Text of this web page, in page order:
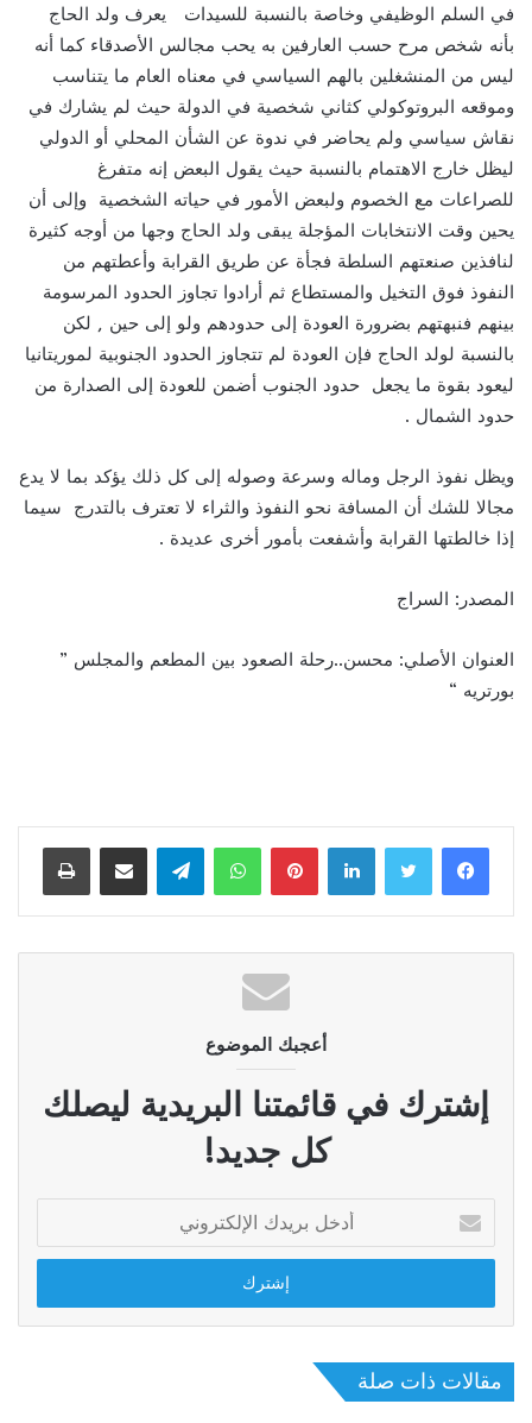
في السلم الوظيفي وخاصة بالنسبة للسيدات يعرف ولد الحاج
بأنه شخص مرح حسب العارفين به يحب مجالس الأصدقاء كما أنه
ليس من المنشغلين بالهم السياسي في معناه العام ما يتناسب
وموقعه البروتوكولي كثاني شخصية في الدولة حيث لم يشارك في
نقاش سياسي ولم يحاضر في ندوة عن الشأن المحلي أو الدولي
ليظل خارج الاهتمام بالنسبة حيث يقول البعض إنه متفرغ
للصراعات مع الخصوم ولبعض الأمور في حياته الشخصية وإلى أن
يحين وقت الانتخابات المؤجلة يبقى ولد الحاج وجها من أوجه كثيرة
لنافذين صنعتهم السلطة فجأة عن طريق القرابة وأعطتهم من
النفوذ فوق التخيل والمستطاع ثم أرادوا تجاوز الحدود المرسومة
بينهم فنبهتهم بضرورة العودة إلى حدودهم ولو إلى حين , لكن
بالنسبة لولد الحاج فإن العودة لم تتجاوز الحدود الجنوبية لموريتانيا
ليعود بقوة ما يجعل حدود الجنوب أضمن للعودة إلى الصدارة من
حدود الشمال .
ويظل نفوذ الرجل وماله وسرعة وصوله إلى كل ذلك يؤكد بما لا يدع
مجالا للشك أن المسافة نحو النفوذ والثراء لا تعترف بالتدرج سيما
إذا خالطتها القرابة وأشفعت بأمور أخرى عديدة .
المصدر: السراج
العنوان الأصلي: محسن..رحلة الصعود بين المطعم والمجلس ”
بورتريه “
لينكدإن بينتيريستواتساب تيلقرام مشاركة عبر البريد طباعة
أعجبك الموضوع
إشترك في قائمتنا البريدية ليصلك
كل جديد!
بريدك
الإلكتروني
مقالات ذات صلة